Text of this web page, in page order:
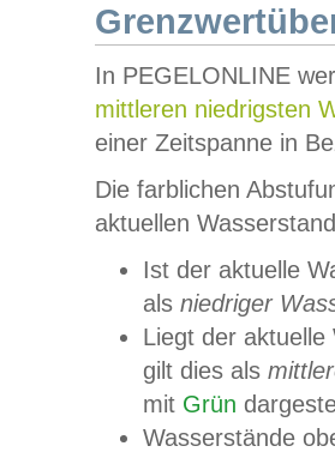
In PEGELONLINE
mittleren niedrigsten
einer Zeitspanne in
Die farblichen
aktuellen
Ist der aktuelle
als niedriger
Liegt der
gilt dies als
mit Grün
Wasserstände